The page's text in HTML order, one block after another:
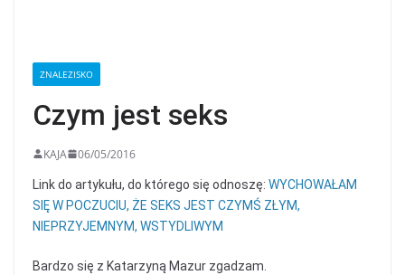
ZNALEZISKO
Czym jest seks
KAJA 06/05/2016
Link do artykułu, do którego się odnoszę: WYCHOWAŁAM
SIĘ W POCZUCIU, ŻE SEKS JEST CZYMŚ ZŁYM,
NIEPRZYJEMNYM, WSTYDLIWYM
Bardzo się z Katarzyną Mazur zgadzam.